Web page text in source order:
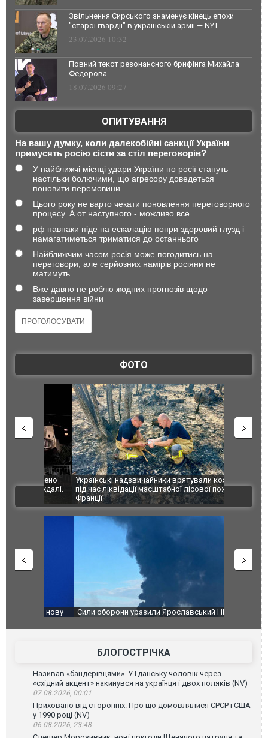
Звільнення Сирського знаменує кінець епохи
"старої гвардії" в українській армії — NYT
23.07.2026 10:32
Повний текст резонансного брифінга Михайла
Федорова
18.07.2026 09:27
ОПИТУВАННЯ
На вашу думку, коли далекобійні санкції України
примусять росію сісти за стіл переговорів?
У найближчі місяці удари України по росії стануть
настільки болючими, що агресору доведеться
поновити перемовини
Цього року не варто чекати поновлення переговорного
процесу. А от наступного - можливо все
рф навпаки піде на ескалацію попри здоровий глузд і
намагатиметься триматися до останнього
Найближчим часом росія може погодитись на
переговори, але серйозних намірів росіяни не
матимуть
Вже давно не роблю жодних прогнозів щодо
завершення війни
ФОТО
Українські надзвичайники врятували козуленя
під час ліквідації масштабної лісової пожежі у
СБУ за
Болгарії
ВІДЕО
Сили оборони уразили Ярославський НПЗ:
атаку. ВІДЕО
Неймар
БЛОГОСТРІЧКА
Називав «бандерівцями». У Гданську чоловік через
«східний акцент» накинувся на українця і двох поляків (NV)
07.08.2026, 00:01
Приховано від сторонніх. Про що домовлялися СРСР і США
у 1990 році (NV)
06.08.2026, 23:48